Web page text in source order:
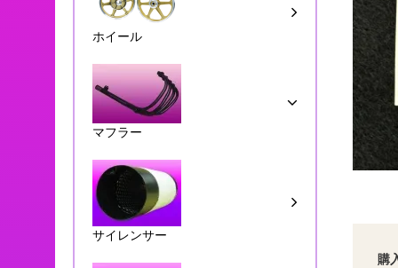
購
ホイール
マフラー
サイレンサー